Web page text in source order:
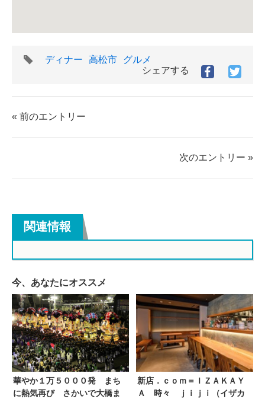
タ
ディナー 高松市
グルメ
シェアする
Facebook
シ
す
シ
す
« 前のエントリー
次のエントリー »
関連情報
今、あなたにオススメ
華やか１万５０００発 まち
に熱気再び さかいで大橋ま
新店．ｃｏｍ＝ＩＺＡＫＡＹ
Ａ 時々 ｊｉｊｉ（イザカ